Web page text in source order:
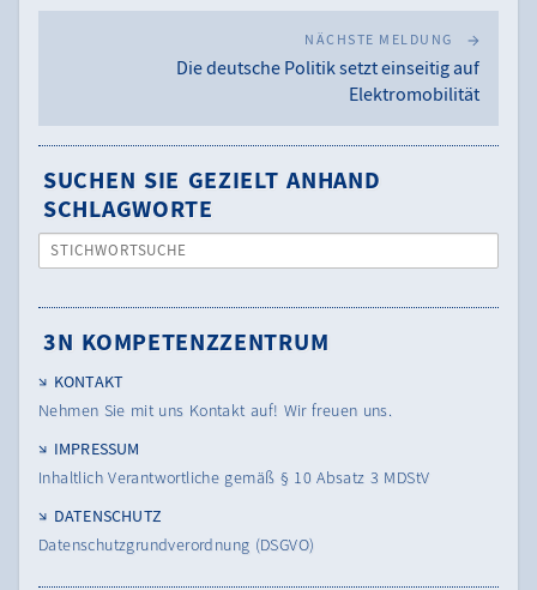
NÄCHSTE MELDUNG
Die deutsche Politik setzt einseitig auf
Elektromobilität
SUCHEN SIE GEZIELT ANHAND
SCHLAGWORTE
STICHWORTSUCHE
3N KOMPETENZZENTRUM
KONTAKT
Nehmen Sie mit uns Kontakt auf! Wir freuen uns.
IMPRESSUM
Inhaltlich Verantwortliche gemäß § 10 Absatz 3 MDStV
DATENSCHUTZ
Datenschutzgrundverordnung (DSGVO)